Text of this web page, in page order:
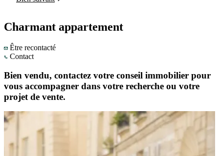
Charmant appartement
Être recontacté
Contact
Bien vendu, contactez votre conseil immobilier pour
vous accompagner dans votre recherche ou votre
projet de vente.